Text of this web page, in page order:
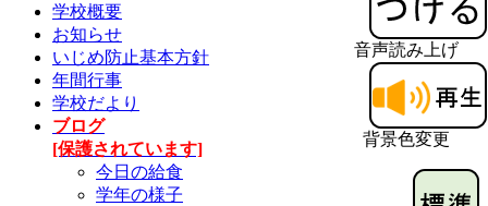
音声読み上げ
背景色変更
学校概要
お知らせ
いじめ防止基本方針
年間行事
学校だより
ブログ
[保護されています]
今日の給食
学年の様子